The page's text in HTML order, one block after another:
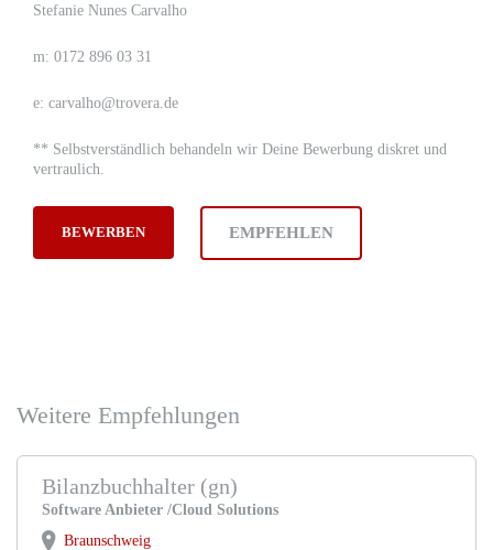
Stefanie Nunes Carvalho
m: 0172 896 03 31
e: carvalho@trovera.de
** Selbstverständlich behandeln wir Deine Bewerbung diskret und
vertraulich.
EMPFEHLEN
Weitere Empfehlungen
Bilanzbuchhalter (gn)
Software Anbieter /Cloud Solutions
Braunschweig